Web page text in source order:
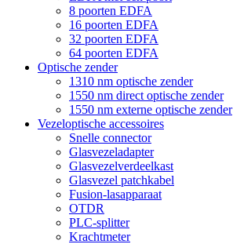
8 poorten EDFA
16 poorten EDFA
32 poorten EDFA
64 poorten EDFA
Optische zender
1310 nm optische zender
1550 nm direct optische zender
1550 nm externe optische zender
Vezeloptische accessoires
Snelle connector
Glasvezeladapter
Glasvezelverdeelkast
Glasvezel patchkabel
Fusion-lasapparaat
OTDR
PLC-splitter
Krachtmeter